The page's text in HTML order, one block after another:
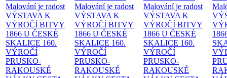
Malování je radost
VÝSTAVA K
VÝROČÍ BITVY
1866 U ČESKÉ
SKALICE 160.
VÝROČÍ
PRUSKO-
RAKOUSKÉ
Malování je radost
VÝSTAVA K
VÝROČÍ BITVY
1866 U ČESKÉ
SKALICE 160.
VÝROČÍ
PRUSKO-
RAKOUSKÉ
Malování je radost
VÝSTAVA K
VÝROČÍ BITVY
1866 U ČESKÉ
SKALICE 160.
VÝROČÍ
PRUSKO-
RAKOUSKÉ